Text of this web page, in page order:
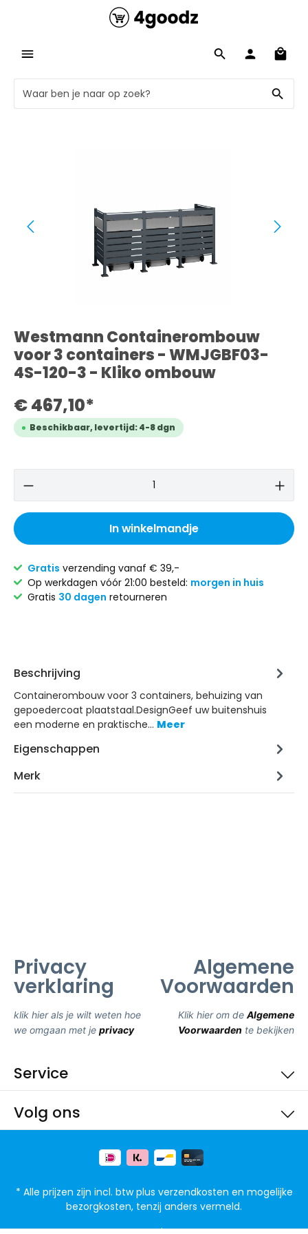
Westmann Containerombouw
voor 3 containers - WMJGBF03-
4S-120-3 - Kliko ombouw
€ 467,10*
Beschikbaar, levertijd: 4-8 dgn
In winkelmandje
Gratis verzending vanaf € 39,-
Op werkdagen vóór 21:00 besteld: morgen in huis
Gratis 30 dagen retourneren
Beschrijving
Containerombouw voor 3 containers, behuizing van
gepoedercoat plaatstaal.DesignGeef uw buitenshuis
een moderne en praktische… Meer
Eigenschappen
Merk
Privacy
verklaring
klik hier als je wilt weten hoe
we omgaan met je privacy
Algemene
Voorwaarden
Klik hier om de Algemene
Voorwaarden te bekijken
Volg ons
Service
* Alle prijzen zijn incl. btw plus verzendkosten en mogelijke
bezorgkosten, tenzij anders vermeld.